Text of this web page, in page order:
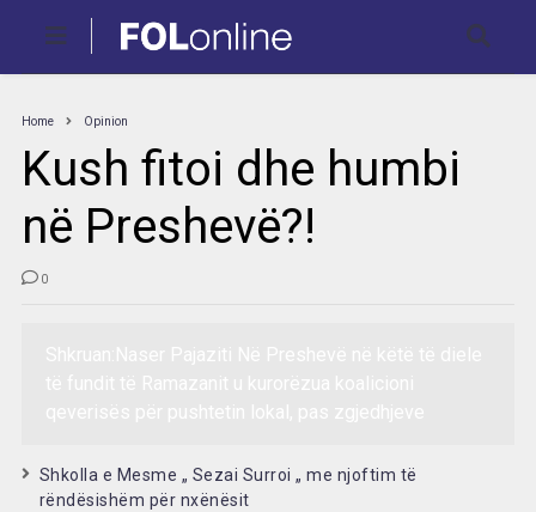
Home Opinion
Kush fitoi dhe humbi
në Preshevë?!
0
Shkolla e Mesme „ Sezai Surroi „ me njoftim të
rëndësishëm për nxënësit